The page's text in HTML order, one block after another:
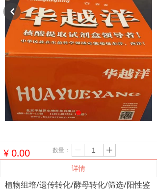
¥ 0.00
详情
植物组培/遗传转化/酵母转化/筛选/阳性鉴
낒
数量： ꄷ ꄸ